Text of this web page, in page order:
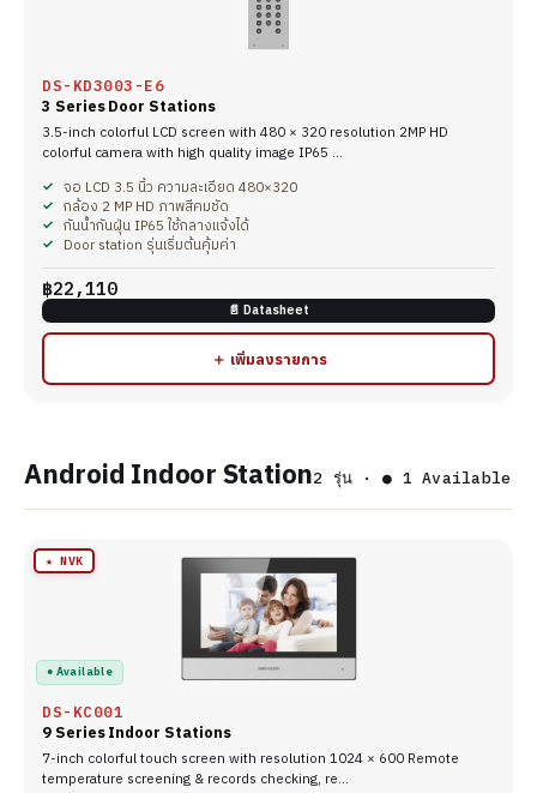
DS-KD3003-E6
3 Series Door Stations
3.5-inch colorful LCD screen with 480 × 320 resolution 2MP HD
colorful camera with high quality image IP65 …
จอ LCD 3.5 นิ้ว ความละเอียด 480×320
กล้อง 2 MP HD ภาพสีคมชัด
กันน้ำกันฝุ่น IP65 ใช้กลางแจ้งได้
Door station รุ่นเริ่มต้นคุ้มค่า
฿22,110
📄 Datasheet
＋ เพิ่มลงรายการ
Android Indoor Station2 รุ่น · ● 1 Available
● Available
★ NVK
DS-KC001
9 Series Indoor Stations
7-inch colorful touch screen with resolution 1024 × 600 Remote
temperature screening & records checking, re…